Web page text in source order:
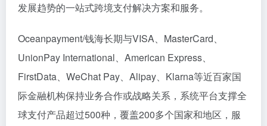
发展趋势的一站式跨境支付解决方案和服务。
Oceanpayment/钱海长期与VISA、MasterCard、
UnionPay International、American Express、
FirstData、WeChat Pay、Alipay、Klarna等近百家国
际金融机构保持业务合作或战略关系，系统平台支撑全
球支付产品超过500种，覆盖200多个国家和地区，服